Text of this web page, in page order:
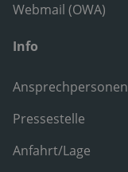
Webmail (OWA)
Info
Ansprechpersonen
Pressestelle
Anfahrt/Lage